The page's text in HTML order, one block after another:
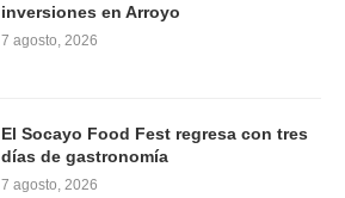
inversiones en Arroyo
7 agosto, 2026
El Socayo Food Fest regresa con tres
días de gastronomía
7 agosto, 2026